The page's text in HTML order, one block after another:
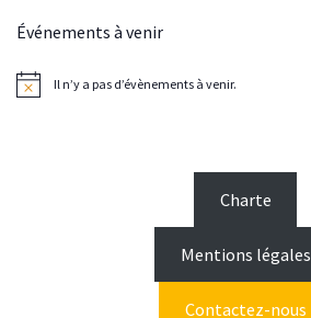
Événements à venir
Il n’y a pas d’évènements à venir.
Charte
Mentions légales
Contactez-nous